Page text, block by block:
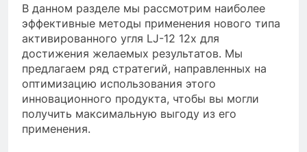
В данном разделе мы рассмотрим наиболее
эффективные методы применения нового типа
активированного угля LJ-12 12x для
достижения желаемых результатов. Мы
предлагаем ряд стратегий, направленных на
оптимизацию использования этого
инновационного продукта, чтобы вы могли
получить максимальную выгоду из его
применения.